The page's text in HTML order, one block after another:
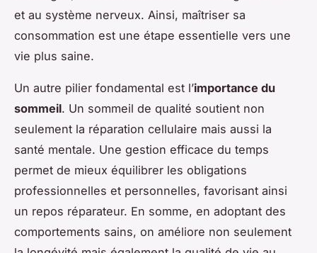
et au système nerveux. Ainsi, maîtriser sa
consommation est une étape essentielle vers une
vie plus saine.
Un autre pilier fondamental est l’importance du
sommeil. Un sommeil de qualité soutient non
seulement la réparation cellulaire mais aussi la
santé mentale. Une gestion efficace du temps
permet de mieux équilibrer les obligations
professionnelles et personnelles, favorisant ainsi
un repos réparateur. En somme, en adoptant des
comportements sains, on améliore non seulement